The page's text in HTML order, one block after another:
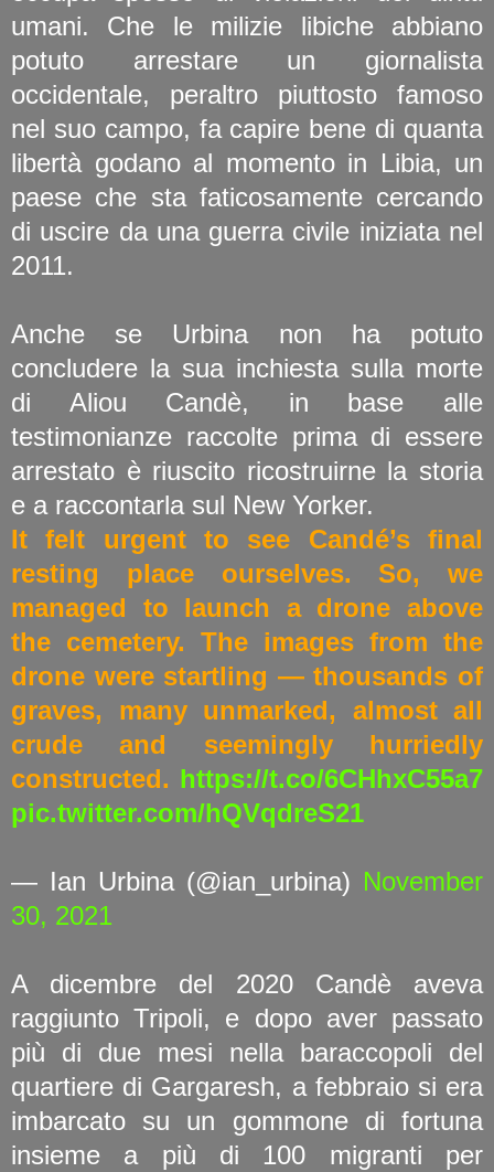
umani. Che le milizie libiche abbiano
potuto arrestare un giornalista
occidentale, peraltro piuttosto famoso
nel suo campo, fa capire bene di quanta
libertà godano al momento in Libia, un
paese che sta faticosamente cercando
di uscire da una guerra civile iniziata nel
2011.
Anche se Urbina non ha potuto
concludere la sua inchiesta sulla morte
di Aliou Candè, in base alle
testimonianze raccolte prima di essere
arrestato è riuscito ricostruirne la storia
e a raccontarla sul New Yorker.
It felt urgent to see Candé’s final
resting place ourselves. So, we
managed to launch a drone above
the cemetery. The images from the
drone were startling — thousands of
graves, many unmarked, almost all
crude and seemingly hurriedly
constructed. https://t.co/6CHhxC55a7
pic.twitter.com/hQVqdreS21
— Ian Urbina (@ian_urbina) November
30, 2021
A dicembre del 2020 Candè aveva
raggiunto Tripoli, e dopo aver passato
più di due mesi nella baraccopoli del
quartiere di Gargaresh, a febbraio si era
imbarcato su un gommone di fortuna
insieme a più di 100 migranti per